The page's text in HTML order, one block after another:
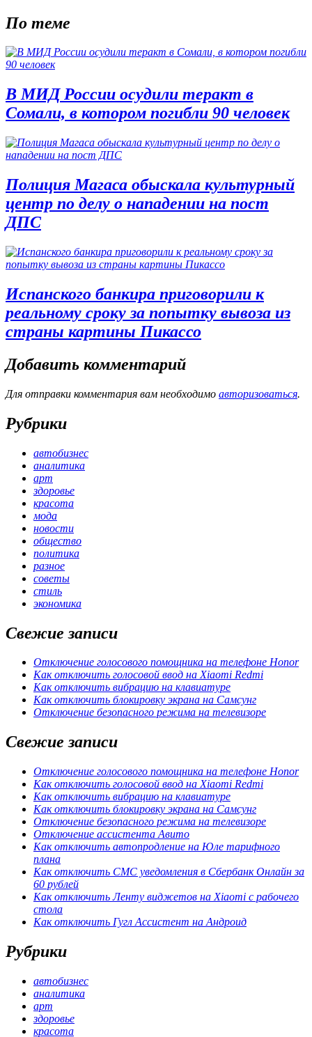
По теме
В МИД России осудили теракт в
Сомали, в котором погибли 90 человек
Полиция Магаса обыскала культурный
центр по делу о нападении на пост
ДПС
Испанского банкира приговорили к
реальному сроку за попытку вывоза из
страны картины Пикассо
Добавить комментарий
Для отправки комментария вам необходимо авторизоваться.
Рубрики
автобизнес
аналитика
арт
здоровье
красота
мода
новости
общество
политика
разное
советы
стиль
экономика
Свежие записи
Отключение голосового помощника на телефоне Honor
Как отключить голосовой ввод на Xiaomi Redmi
Как отключить вибрацию на клавиатуре
Как отключить блокировку экрана на Самсунг
Отключение безопасного режима на телевизоре
Свежие записи
Отключение голосового помощника на телефоне Honor
Как отключить голосовой ввод на Xiaomi Redmi
Как отключить вибрацию на клавиатуре
Как отключить блокировку экрана на Самсунг
Отключение безопасного режима на телевизоре
Отключение ассистента Авито
Как отключить автопродление на Юле тарифного
плана
Как отключить СМС уведомления в Сбербанк Онлайн за
60 рублей
Как отключить Ленту виджетов на Xiaomi с рабочего
стола
Как отключить Гугл Ассистент на Андроид
Рубрики
автобизнес
аналитика
арт
здоровье
красота